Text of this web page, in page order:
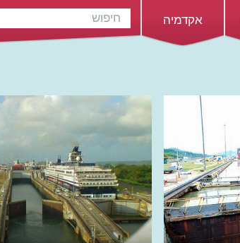
אקדמיה